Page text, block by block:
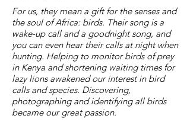
For us, they mean a gift for the senses and
the soul of Africa: birds. Their song is a
wake-up call and a goodnight song, and
you can even hear their calls at night when
hunting. Helping to monitor birds of prey
in Kenya and shortening waiting times for
lazy lions awakened our interest in bird
calls and species. Discovering,
photographing and identifying all birds
became our great passion.